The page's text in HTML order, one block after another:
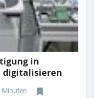
in
digitalisieren
Minuten